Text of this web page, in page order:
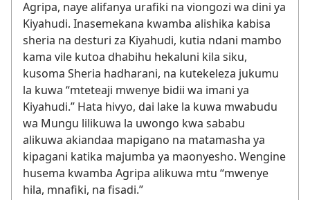
Agripa, naye alifanya urafiki na viongozi wa dini ya
Kiyahudi. Inasemekana kwamba alishika kabisa
sheria na desturi za Kiyahudi, kutia ndani mambo
kama vile kutoa dhabihu hekaluni kila siku,
kusoma Sheria hadharani, na kutekeleza jukumu
la kuwa “mteteaji mwenye bidii wa imani ya
Kiyahudi.” Hata hivyo, dai lake la kuwa mwabudu
wa Mungu lilikuwa la uwongo kwa sababu
alikuwa akiandaa mapigano na matamasha ya
kipagani katika majumba ya maonyesho. Wengine
husema kwamba Agripa alikuwa mtu “mwenye
hila, mnafiki, na fisadi.”